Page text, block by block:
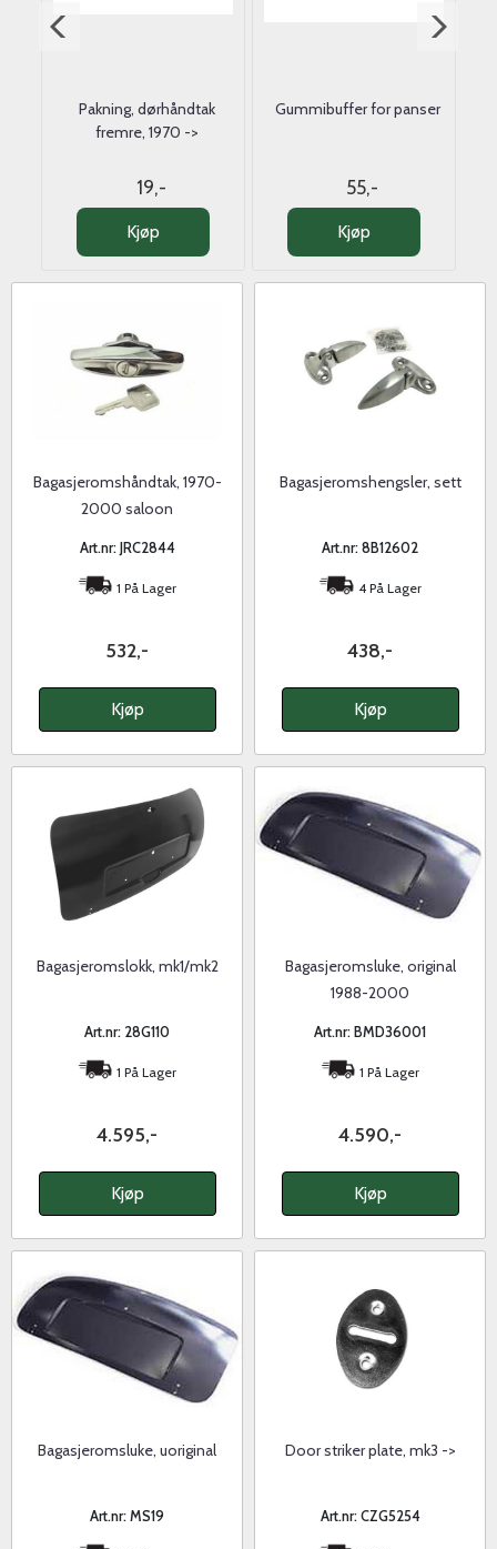
Pakning, dørhåndtak
fremre, 1970 ->
19,-
Kjøp
Gummibuffer for panser
55,-
Kjøp
Bagasjeromshåndtak, 1970-
2000 saloon
Art.nr: JRC2844
1 På Lager
532,-
Kjøp
Bagasjeromshengsler, sett
Art.nr: 8B12602
4 På Lager
438,-
Kjøp
Bagasjeromslokk, mk1/mk2
Art.nr: 28G110
1 På Lager
4.595,-
Kjøp
Bagasjeromsluke, original
1988-2000
Art.nr: BMD36001
1 På Lager
4.590,-
Kjøp
Bagasjeromsluke, uoriginal
Art.nr: MS19
Door striker plate, mk3 ->
Art.nr: CZG5254